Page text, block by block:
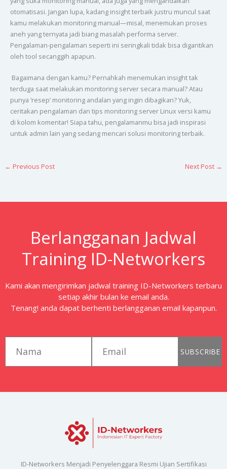
otomatisasi. Jangan lupa, kadang insight terbaik justru muncul saat
kamu melakukan monitoring manual—misal, menemukan proses
aneh yang ternyata jadi biang masalah performa server.
Pengalaman-pengalaman seperti ini seringkali tidak bisa digantikan
oleh tool secanggih apapun.
Bagaimana dengan kamu? Pernahkah menemukan insight tak
terduga saat melakukan monitoring server secara manual? Atau
punya ‘resep’ monitoring andalan yang ingin dibagikan? Yuk,
ceritakan pengalaman dan tips monitoring server Linux versi kamu
di kolom komentar! Siapa tahu, pengalamanmu bisa jadi inspirasi
untuk admin lain yang sedang mencari solusi monitoring terbaik.
← Previous Post Next Post →
Berlangganan Jadwal
Training ID-Networkers
Kami akan mengirimkan jadwal training ID-Networkers terbaru
setiap akhir bulan ke email anda.
Tenang! anda dapat berhenti berlangganan email kapanpun.
SUBSCRIBE
ID-Networkers Menjadi Penyelenggara Resmi Ujian Sertifikasi